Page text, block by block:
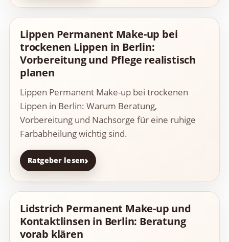
Lippen Permanent Make-up bei
trockenen Lippen in Berlin:
Vorbereitung und Pflege realistisch
planen
Lippen Permanent Make-up bei trockenen
Lippen in Berlin: Warum Beratung,
Vorbereitung und Nachsorge für eine ruhige
Farbabheilung wichtig sind.
Ratgeber lesen
Lidstrich Permanent Make-up und
Kontaktlinsen in Berlin: Beratung
vorab klären